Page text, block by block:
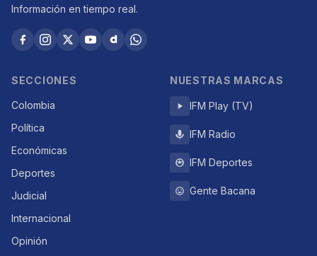
Información en tiempo real.
SECCIONES
Colombia
Política
Económicas
Deportes
Judicial
Internacional
Opinión
NUESTRAS MARCAS
IFM Play (TV)
IFM Radio
IFM Deportes
Gente Bacana